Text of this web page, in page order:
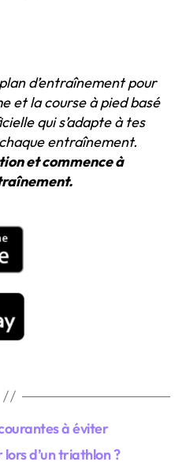
d’entraînement pour
et la course à pied basé
qui s’adapte à tes
entraînement.
et commence à
à éviter
d’un triathlon ?